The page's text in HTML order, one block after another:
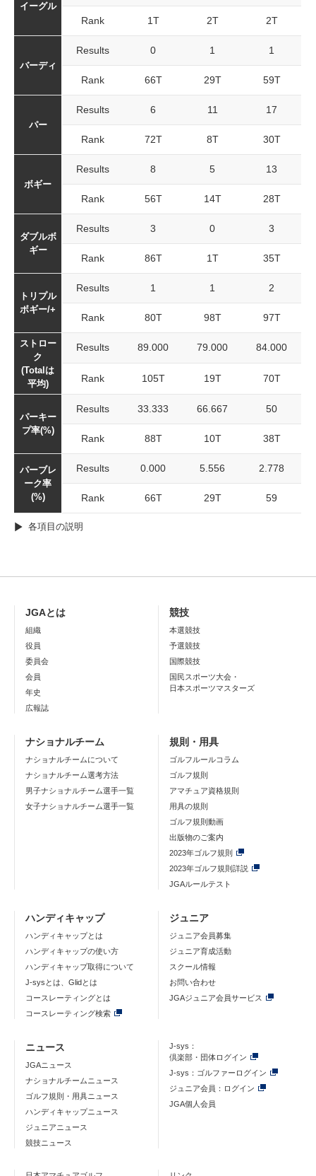
イーグル
Rank 1T 2T 2T
バーディ
Results 0 1 1
Rank 66T 29T 59T
パー
Results 6 11 17
Rank 72T 8T 30T
ボギー
Results 8 5 13
Rank 56T 14T 28T
ダブルボ
ギー
Results 3 0 3
Rank 86T 1T 35T
トリプル
ボギー/+
Results 1 1 2
Rank 80T 98T 97T
ストロー
ク
(Totalは
平均)
Results 89.000 79.000 84.000
Rank 105T 19T 70T
パーキー
プ率(%)
Results 33.333 66.667 50
Rank 88T 10T 38T
パーブレ
ーク率
(%)
Results 0.000 5.556 2.778
Rank 66T 29T 59
各項目の説明
JGAとは
組織
役員
委員会
会員
年史
広報誌
競技
本選競技
予選競技
国際競技
国民スポーツ大会・
日本スポーツマスターズ
ナショナルチーム
ナショナルチームについて
ナショナルチーム選考方法
男子ナショナルチーム選手一覧
女子ナショナルチーム選手一覧
規則・用具
ゴルフルールコラム
ゴルフ規則
アマチュア資格規則
用具の規則
ゴルフ規則動画
出版物のご案内
2023年ゴルフ規則
2023年ゴルフ規則詳説
JGAルールテスト
ハンディキャップ
ハンディキャップとは
ハンディキャップの使い方
ハンディキャップ取得について
J-sysとは、Glidとは
コースレーティングとは
コースレーティング検索
ジュニア
ジュニア会員募集
ジュニア育成活動
スクール情報
お問い合わせ
JGAジュニア会員サービス
ニュース
JGAニュース
ナショナルチームニュース
ゴルフ規則・用具ニュース
ハンディキャップニュース
ジュニアニュース
競技ニュース
J-sys：
倶楽部・団体ログイン
J-sys：ゴルファーログイン
ジュニア会員：ログイン
JGA個人会員